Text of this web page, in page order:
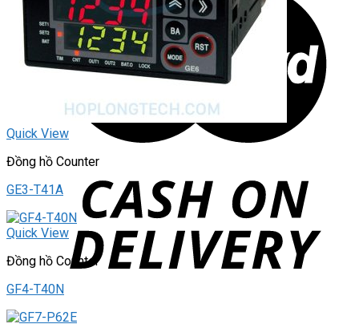
Quick View
Đồng hồ Counter
GE3-T41A
Quick View
Đồng hồ Counter
GF4-T40N